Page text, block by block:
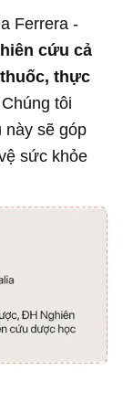
Ferrera -
cứu cả
thực
tôi
này sẽ góp
sức khỏe